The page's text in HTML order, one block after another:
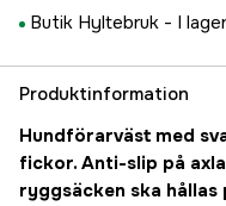
595 kr
595 kr
595 kr
3XL
595 kr
Butik Hyltebruk - I lager
Produktinformation
Hundförarväst med
fickor. Anti-slip på
ryggsäcken ska hållas